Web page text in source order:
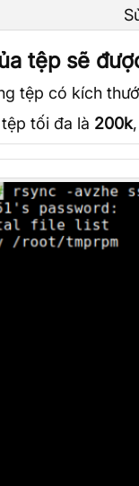
tệp sẽ
tệp có kích
tối đa là 200k